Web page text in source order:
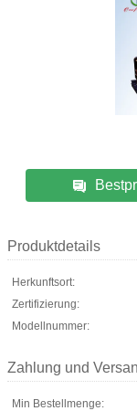
Produktdetails
Herkunftsort:
Zertifizierung:
Modellnummer:
Zahlung und
Min Bestellmenge: